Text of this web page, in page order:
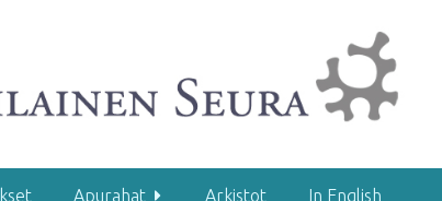
Apurahat Arkistot In English